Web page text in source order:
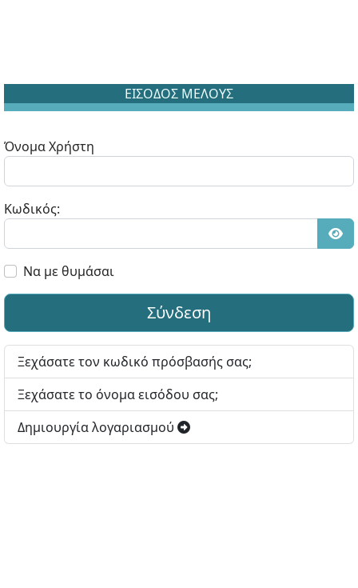
ΕΙΣΟΔΟΣ ΜΕΛΟΥΣ
Όνομα Χρήστη
Κωδικός:
Να με θυμάσαι
Σύνδεση
Ξεχάσατε τον κωδικό πρόσβασής σας;
Ξεχάσατε το όνομα εισόδου σας;
Δημιουργία λογαριασμού